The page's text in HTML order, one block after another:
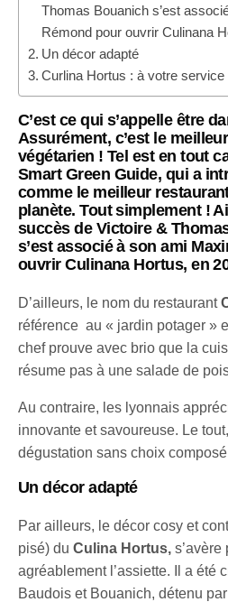
Thomas Bouanich s’est
Rémond pour ouvrir Culinana
Un décor adapté
Curlina Hortus : à votre service
C’est ce qui s’appelle être
Assurément, c’est le
végétarien ! Tel est en tout
Smart Green Guide, qui a
comme le meilleur
planète. Tout simplement !
succès de Victoire &
s’est associé à son ami
ouvrirCulinana Hortus, en
D’ailleurs, le nom du restaurant
référence au « jardin potager »
chef prouve avec brio que la
résume pas à une salade de
Au contraire, les lyonnais
innovante et savoureuse. Le
dégustation sans choix
Un décor adapté
Par ailleurs, le décor cosy et
pisé) duCulina Hortus,
agréablement l’assiette. Il a été
Baudois et Bouanich, détenu